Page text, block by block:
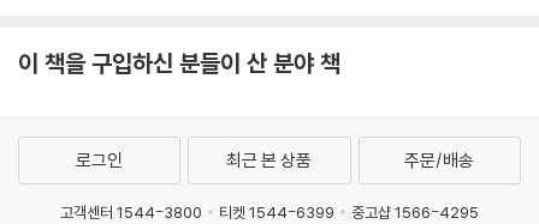
이 책을 구입하신 분들이 산 분야 책
로그인 최근 본 상품 주문/배송
고객센터 1544-3800 티켓 1544-6399
중고샵 1566-4295